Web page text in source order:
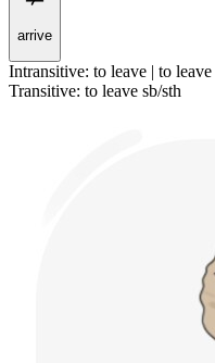
arrive
Intransitive: to leave | to leave
Transitive: to leave sb/sth